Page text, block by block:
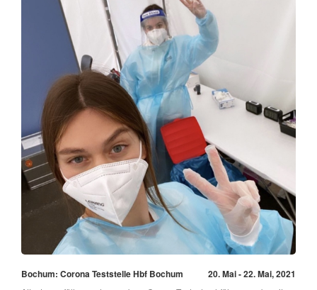
Bochum: Corona Teststelle Hbf Bochum 20. Mai - 22. Mai, 2021